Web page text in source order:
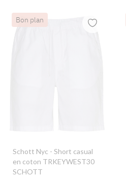
Bon plan
Schott Nyc - Short casual
en coton TRKEYWEST30
SCHOTT